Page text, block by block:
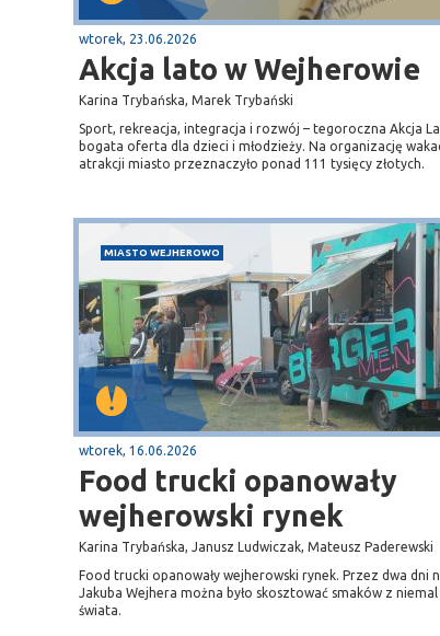
wtorek, 23.06.2026
Akcja lato w Wejherowie
Karina Trybańska, Marek Trybański
Sport, rekreacja, integracja i rozwój – tegoroczna Akcja
bogata oferta dla dzieci i młodzieży. Na organizację
atrakcji miasto przeznaczyło ponad 111 tysięcy złotych.
MIASTO WEJHEROWO
wtorek, 16.06.2026
Food trucki opanowały
wejherowski rynek
Karina Trybańska, Janusz Ludwiczak, Mateusz Paderewski
Food trucki opanowały wejherowski rynek. Przez dwa dni
Jakuba Wejhera można było skosztować smaków z niemal
świata.